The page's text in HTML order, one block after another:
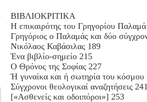
ΒΙΒΛΙΟΚΡΙΤΙΚΑ
H επικαιρότης του Γρηγορίου
Γρηγόριος ο Παλαμάς και δύο
Νικόλαος Καβάσιλας 189
Ένα βιβλίο-σημείο 215
Ο Θρόνος της Σοφίας 227
Ή γυναίκα και ή σωτηρία του κόσμου
Σύγχρονοι θεολογικαί αναζητήσεις
[«Ασθενείς και οδοιπόροι»] 253